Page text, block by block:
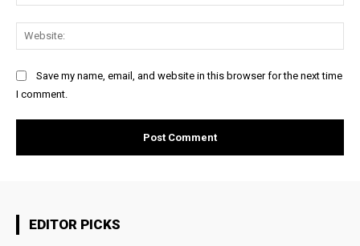
Save my name, email, and website in this browser for the next time
I comment.
EDITOR PICKS